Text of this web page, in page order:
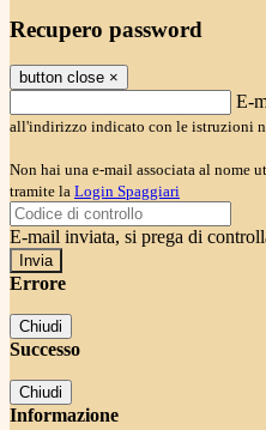
Recupero password
button close ×
E-
all'indirizzo indicato con le istruzioni
Non hai una e-mail associata al nome
tramite la Login Spaggiari
E-mail inviata, si prega di
Errore
Chiudi
Successo
Chiudi
Informazione